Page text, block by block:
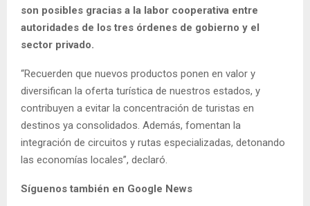
son posibles gracias a la labor cooperativa entre
autoridades de los tres órdenes de gobierno y el
sector privado.
“Recuerden que nuevos productos ponen en valor y
diversifican la oferta turística de nuestros estados, y
contribuyen a evitar la concentración de turistas en
destinos ya consolidados. Además, fomentan la
integración de circuitos y rutas especializadas, detonando
las economías locales”, declaró.
Síguenos también en Google News